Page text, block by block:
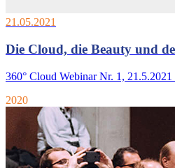
21.05.2021
Die Cloud, die Beauty und
360° Cloud Webinar Nr. 1,
2020